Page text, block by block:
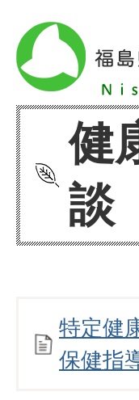
健
談
特定健
保健指